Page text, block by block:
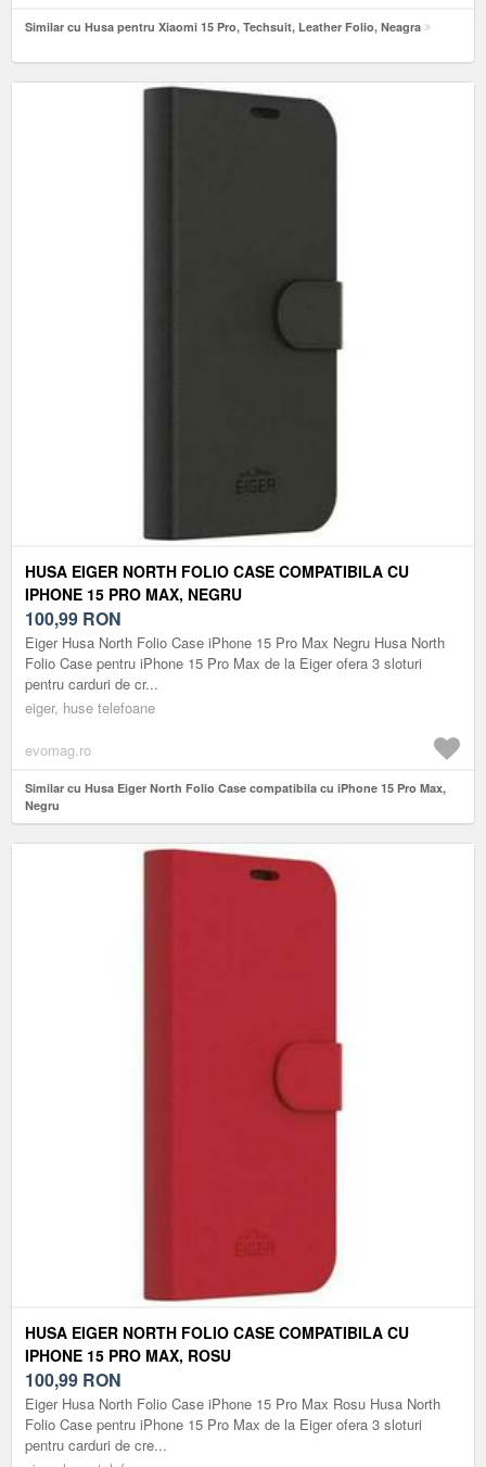
Similar cu Husa pentru Xiaomi 15 Pro, Techsuit, Leather Folio, Neagra
HUSA EIGER NORTH FOLIO CASE COMPATIBILA CU
IPHONE 15 PRO MAX, NEGRU
100,99 RON
Eiger Husa North Folio Case iPhone 15 Pro Max Negru Husa North
Folio Case pentru iPhone 15 Pro Max de la Eiger ofera 3 sloturi
pentru carduri de cr...
eiger, huse telefoane
evomag.ro
Similar cu Husa Eiger North Folio Case compatibila cu iPhone 15 Pro Max,
Negru
HUSA EIGER NORTH FOLIO CASE COMPATIBILA CU
IPHONE 15 PRO MAX, ROSU
100,99 RON
Eiger Husa North Folio Case iPhone 15 Pro Max Rosu Husa North
Folio Case pentru iPhone 15 Pro Max de la Eiger ofera 3 sloturi
pentru carduri de cre...